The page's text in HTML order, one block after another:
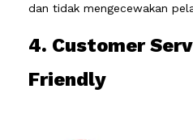
dan tidak mengecewakan
4. Customer
Friendly